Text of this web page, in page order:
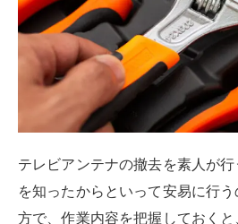
す。
テレビアンテナの撤去作業にあ
保しましょう。
装備
絶縁手袋、ヘルメット、高所
帯